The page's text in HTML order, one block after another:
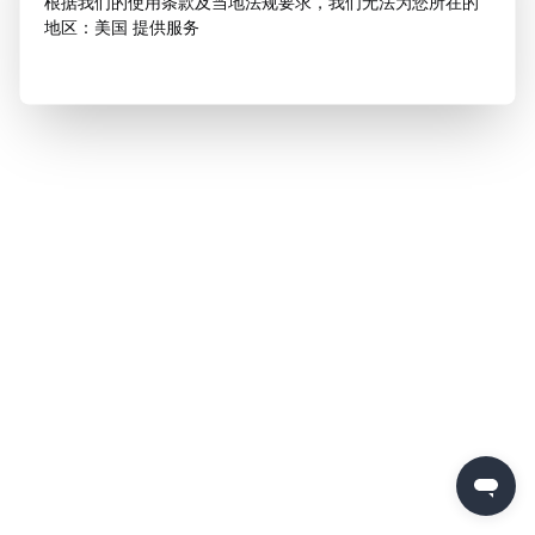
地区：美国 提供服务